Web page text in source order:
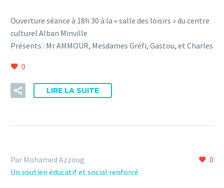
Ouverture séance à 18h 30 à la « salle des loisirs » du centre
culturel Alban Minville
Présents : Mr AMMOUR, Mesdames Gréfi, Gastou, et Charles
0
LIRE LA SUITE
0
Par Mohamed Azzoug
Un soutien éducatif et social renforcé